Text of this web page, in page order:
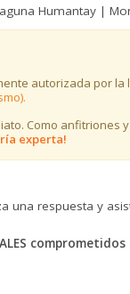
Humantay |
autorizada por la
Como
experta!
una respuesta y